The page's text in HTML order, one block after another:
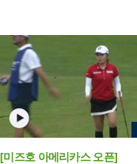
[미즈호 아메리카스 오픈]